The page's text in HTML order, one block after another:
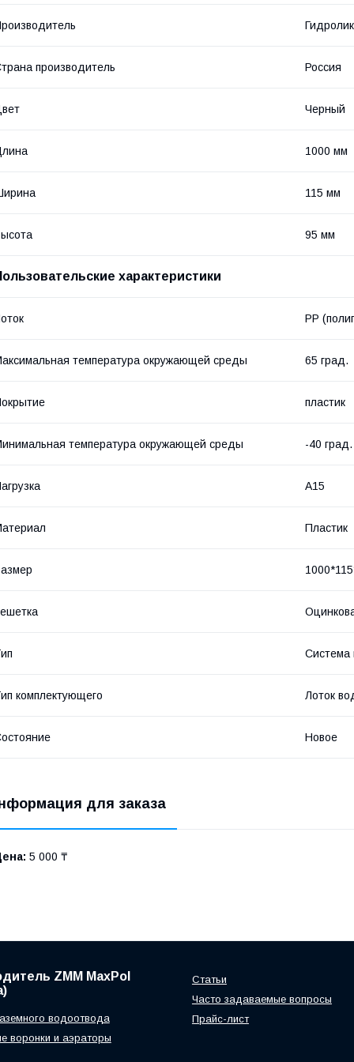
производитель Россия
Черный
1000 мм
115 мм
95 мм
характеристики
PP
температура окружающей среды 65 град.
пластик
температура окружающей среды -40 град.
А15
Пластик
Система
комплектующего Лоток
Новое
для заказа
5 000 ₸
ZMM MaxPol
водоотвода
воронки и аэраторы
Статьи
Часто задаваемые вопросы
Прайс-лист